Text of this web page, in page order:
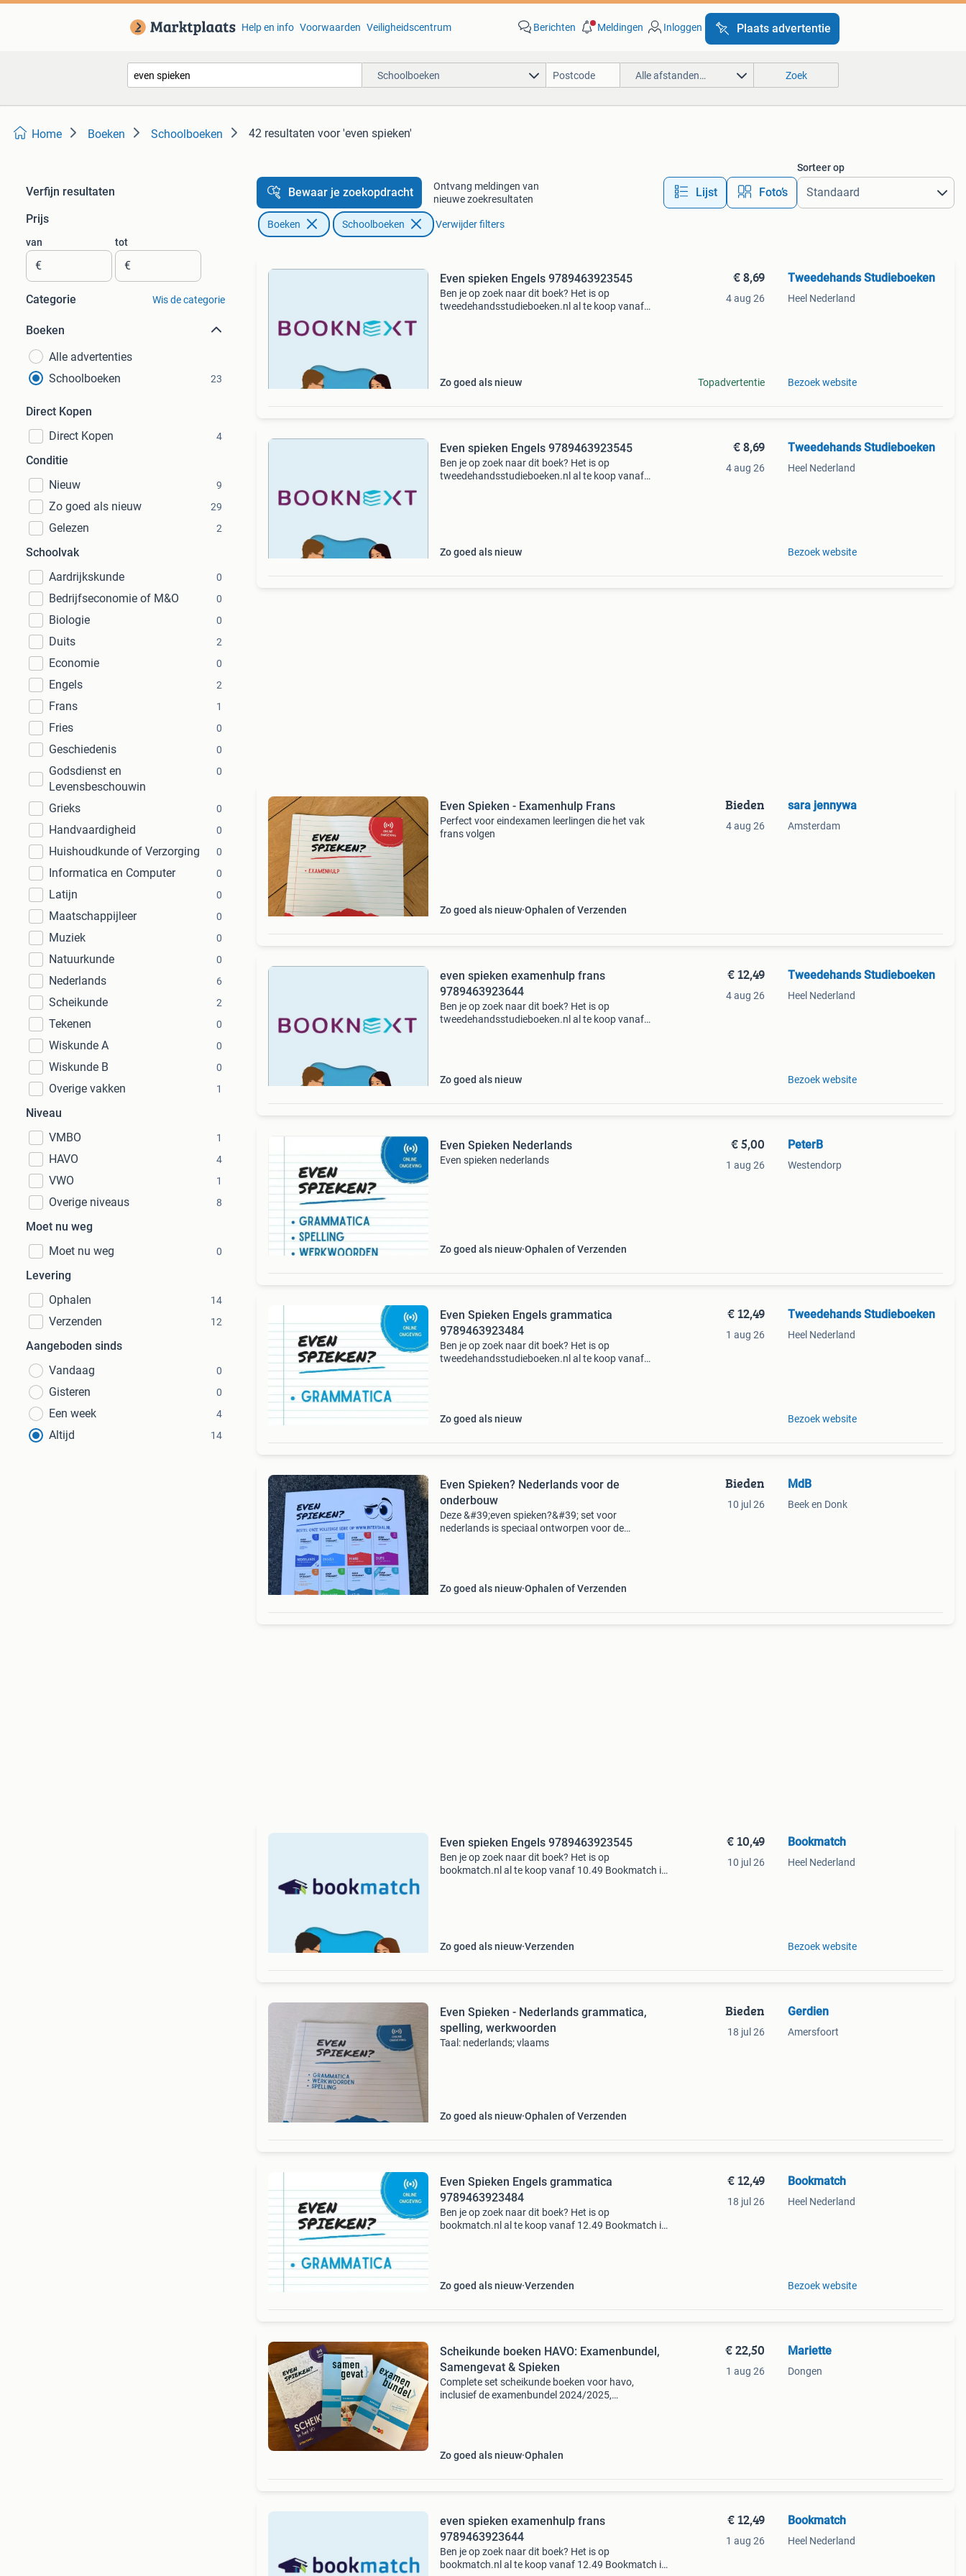
Help en info Voorwaarden Veiligheidscentrum Berichten Meldingen Inloggen Plaats advertentie
Schoolboeken Alle afstanden… Zoek
Home Boeken Schoolboeken 42 resultaten voor 'even spieken'
Verfijn resultaten
Prijs
van
€
tot
€
Categorie Wis de categorie
Boeken
Alle advertenties
Schoolboeken
23
Direct Kopen
Direct Kopen
4
Conditie
Nieuw
9
Zo goed als nieuw 29
Gelezen 2
Schoolvak
Aardrijkskunde
0
Bedrijfseconomie of M&O 0
Biologie 0
Duits 2
Economie 0
Engels 2
Frans 1
Fries 0
Geschiedenis 0
Godsdienst en
Levensbeschouwin
0
Grieks 0
Handvaardigheid 0
Huishoudkunde of Verzorging 0
Informatica en Computer 0
Latijn 0
Maatschappijleer 0
Muziek 0
Natuurkunde 0
Nederlands 6
Scheikunde 2
Tekenen 0
Wiskunde A 0
Wiskunde B 0
Overige vakken 1
Niveau
VMBO
1
HAVO 4
VWO 1
Overige niveaus 8
Moet nu weg
Moet nu weg
0
Levering
Ophalen
14
Verzenden 12
Aangeboden sinds
Vandaag
0
Gisteren 0
Een week 4
Altijd 14
Bewaar je zoekopdracht
Ontvang meldingen van
nieuwe zoekresultaten
Lijst Foto’s
Sorteer op
Boeken Schoolboeken Verwijder filters
Even spieken Engels 9789463923545
Ben je op zoek naar dit boek? Het is op
tweedehandsstudieboeken.nl al te koop vanaf
Zo goed als nieuw
€ 8,69
4 aug 26
Topadvertentie
Tweedehands Studieboeken
Heel Nederland
Bezoek website
Even spieken Engels 9789463923545
Ben je op zoek naar dit boek? Het is op
tweedehandsstudieboeken.nl al te koop vanaf
Zo goed als nieuw
€ 8,69
4 aug 26
Tweedehands Studieboeken
Heel Nederland
Bezoek website
Even Spieken - Examenhulp Frans
Perfect voor eindexamen leerlingen die het vak
frans volgen
Zo goed als nieuw Ophalen of Verzenden
Bieden
4 aug 26
sara jennywa
Amsterdam
even spieken examenhulp frans
9789463923644
Ben je op zoek naar dit boek? Het is op
tweedehandsstudieboeken.nl al te koop vanaf
Zo goed als nieuw
€ 12,49
4 aug 26
Tweedehands Studieboeken
Heel Nederland
Bezoek website
Even Spieken Nederlands
Even spieken nederlands
Zo goed als nieuw Ophalen of Verzenden
€ 5,00
1 aug 26
PeterB
Westendorp
Even Spieken Engels grammatica
9789463923484
Ben je op zoek naar dit boek? Het is op
tweedehandsstudieboeken.nl al te koop vanaf
Zo goed als nieuw
€ 12,49
1 aug 26
Tweedehands Studieboeken
Heel Nederland
Bezoek website
Even Spieken? Nederlands voor de
onderbouw
Deze &#39;even spieken?&#39; set voor
nederlands is speciaal ontworpen voor de
Zo goed als nieuw Ophalen of Verzenden
Bieden
10 jul 26
MdB
Beek en Donk
Even spieken Engels 9789463923545
Ben je op zoek naar dit boek? Het is op
bookmatch.nl al te koop vanaf 10.49 Bookmatch is
Zo goed als nieuw Verzenden
€ 10,49
10 jul 26
Bookmatch
Heel Nederland
Bezoek website
Even Spieken - Nederlands grammatica,
spelling, werkwoorden
Taal: nederlands; vlaams
Zo goed als nieuw Ophalen of Verzenden
Bieden
18 jul 26
Gerdien
Amersfoort
Even Spieken Engels grammatica
9789463923484
Ben je op zoek naar dit boek? Het is op
bookmatch.nl al te koop vanaf 12.49 Bookmatch is
Zo goed als nieuw Verzenden
€ 12,49
18 jul 26
Bookmatch
Heel Nederland
Bezoek website
Scheikunde boeken HAVO: Examenbundel,
Samengevat & Spieken
Complete set scheikunde boeken voor havo,
inclusief de examenbundel 2024/2025,
Zo goed als nieuw Ophalen
€ 22,50
1 aug 26
Mariette
Dongen
even spieken examenhulp frans
9789463923644
Ben je op zoek naar dit boek? Het is op
bookmatch.nl al te koop vanaf 12.49 Bookmatch is
€ 12,49
1 aug 26
Bookmatch
Heel Nederland